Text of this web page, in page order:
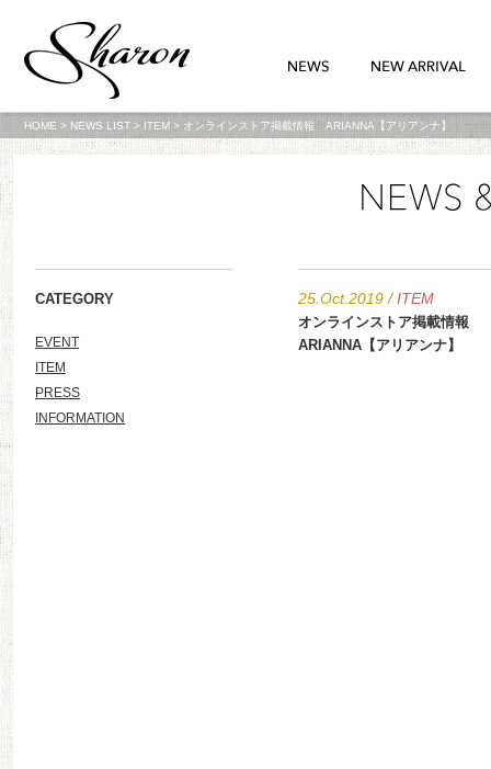
HOME > NEWS LIST > ITEM > オンラインストア掲載情報 ARIANNA【アリアンナ】
25.Oct.2019 / ITEM
オンラインストア掲載情報
ARIANNA【アリアンナ】
CATEGORY
EVENT
ITEM
PRESS
INFORMATION